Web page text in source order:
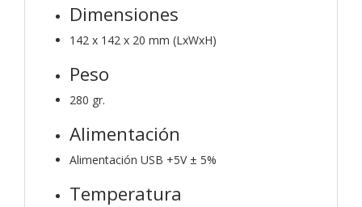
Dimensiones
142 x 142 x 20 mm (LxWxH)
Peso
280 gr.
Alimentación
Alimentación USB +5V ± 5%
Temperatura